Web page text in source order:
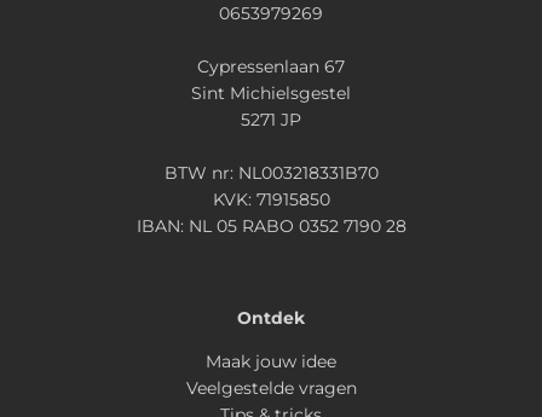
0653979269
Cypressenlaan 67
Sint Michielsgestel
5271 JP
BTW nr: NL003218331B70
KVK: 71915850
IBAN: NL 05 RABO 0352 7190 28
Ontdek
Maak jouw idee
Veelgestelde vragen